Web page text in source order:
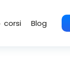
corsi Blog